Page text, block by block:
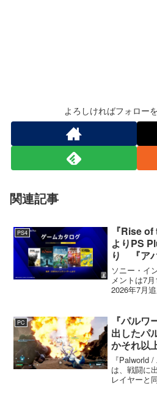
よろしければフォロー
関連記事
PS4
『Rise
よりPS
り 『ア
Light』な
ソニー・イ
メントは7
2026年7月
幕末の日本
the Ron...
PC
『パル
出したパ
かそれ以
れるよう
『Palworld
は、戦闘に
レイヤーと
敵に与え